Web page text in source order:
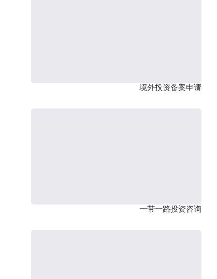
境外投资备案申请
一带一路投资咨询